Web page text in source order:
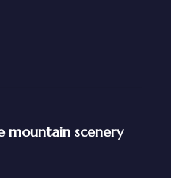
mountain scenery